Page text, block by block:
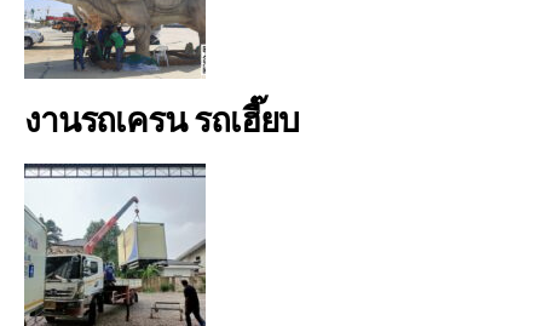
งานรถเครน รถเฮี๊ยบ